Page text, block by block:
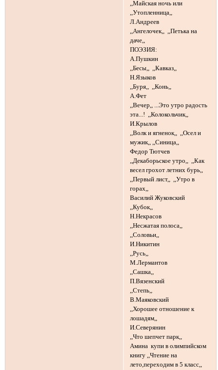
,,Майская ночь или
,,Утопленница,,
Л.Андреев
,,Ангелочек,, ,,Петька на
даче,,
ПОЭЗИЯ:
А.Пушкин
,,Бесы,, ,,Кавказ,,
Н.Языков
,,Буря,, ,,Конь,,
А.Фет
,,Вечер,, ...Это утро радость
эта...! ,,Колокольчик,,
И.Крылов
,,Волк и ягненок,, ,,Осел и
мужик,, ,,Синица,,
Федор Тютчев
,,Декаборьское утро,, ,,Как
весел грохот летних бурь,,
,,Первый лист,, ,,Утро в
горах,,
Василий Жуковский
,,Кубок,,
Н.Некрасов
,,Несжатая полоса,,
,,Соловьи,,
И.Никитин
,,Русь,,
М.Лермантов
,,Сашка,,
П.Вязенский
,,Степь,,
В.Маяковский
,,Хорошее отношение к
лошадям,,
И.Северянин
,,Что шепчет парк,,
Амина купи в олимпийском
книгу ,,Чтение на
лето,переходим в 5 класс,,